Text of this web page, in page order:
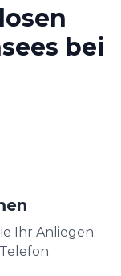
bei
Ihr Anliegen.